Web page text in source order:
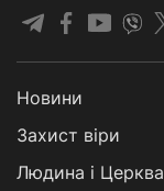
Новини
Захист віри
Людина і Церква